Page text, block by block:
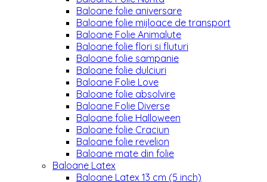
Baloane folie aniversare
Baloane folie mijloace de transport
Baloane Folie Animalute
Baloane folie flori si fluturi
Baloane folie sampanie
Baloane folie dulciuri
Baloane Folie Love
Baloane folie absolvire
Baloane Folie Diverse
Baloane folie Halloween
Baloane folie Craciun
Baloane folie revelion
Baloane mate din folie
Baloane Latex
Baloane Latex 13 cm (5 inch)